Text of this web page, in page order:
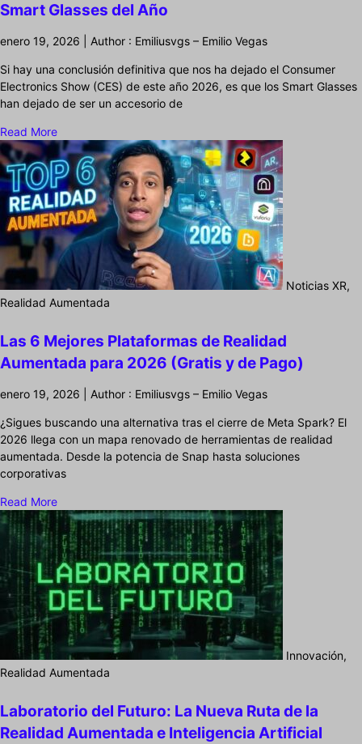
Smart Glasses del Año
enero 19, 2026 | Author : Emiliusvgs – Emilio Vegas
Si hay una conclusión definitiva que nos ha dejado el Consumer
Electronics Show (CES) de este año 2026, es que los Smart Glasses
han dejado de ser un accesorio de
Read More
Noticias XR,
Realidad Aumentada
Las 6 Mejores Plataformas de Realidad
Aumentada para 2026 (Gratis y de Pago)
enero 19, 2026 | Author : Emiliusvgs – Emilio Vegas
¿Sigues buscando una alternativa tras el cierre de Meta Spark? El
2026 llega con un mapa renovado de herramientas de realidad
aumentada. Desde la potencia de Snap hasta soluciones
corporativas
Read More
Innovación,
Realidad Aumentada
Laboratorio del Futuro: La Nueva Ruta de la
Realidad Aumentada e Inteligencia Artificial